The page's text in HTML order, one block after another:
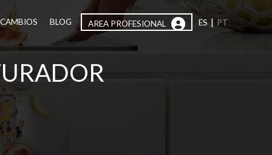
BLOG AREA PROFESIONAL ES | PT